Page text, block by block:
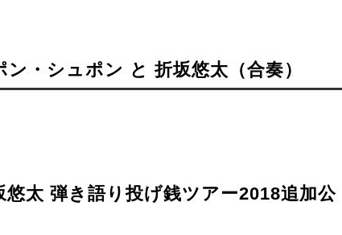
・シュポン と 折坂悠太（合奏）
太 弾き語り投げ銭ツアー2018追加公